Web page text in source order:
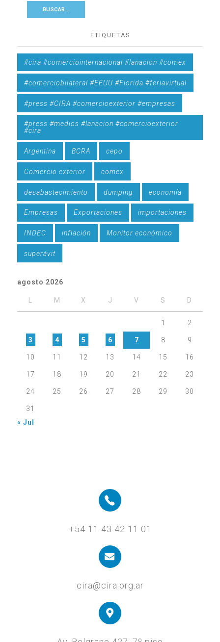
ETIQUETAS
#cira #comerciointernacional #lanacion #comex
#comerciobilateral #EEUU #Florida #feriavirtual
#press #CIRA #comercioexterior #empresas
#press #medios #lanacion #comercioexterior
#cira
Argentina BCRA cepo
Comercio exterior comex
desabastecimiento dumping economía
Empresas Exportaciones importaciones
INDEC inflación Monitor económico
superávit
agosto 2026
M X J V S D
1 2
3 4 5 6 7 8 9
10 11 12 13 14 15 16
17 18 19 20 21 22 23
24 25 26 27 28 29 30
31
« Jul
+54 11 43 42 11 01
cira@cira.org.ar